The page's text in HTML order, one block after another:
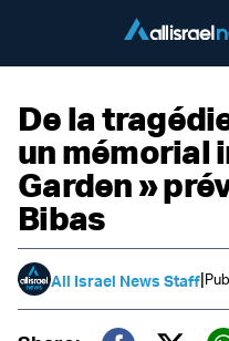
De la
un mémorial
Garden »
Bibas
All Israel News Staff|